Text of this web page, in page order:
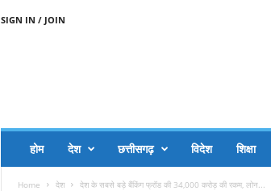
SIGN IN / JOIN
होम देश छत्तीसगढ़ विदेश शिक्षा
Home देश देश के सबसे बड़े बैंकिंग फ्रॉड की 34,000 करोड़ की रकम, लोन...